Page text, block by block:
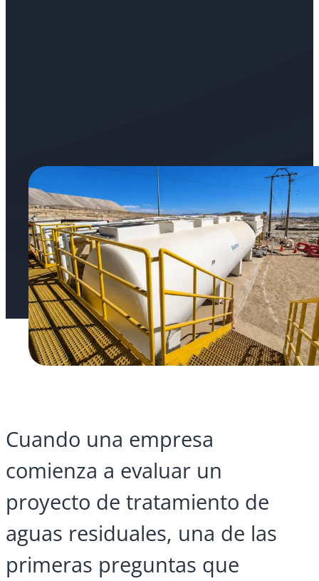
Cuando una empresa
comienza a evaluar un
proyecto de tratamiento de
aguas residuales, una de las
primeras preguntas que